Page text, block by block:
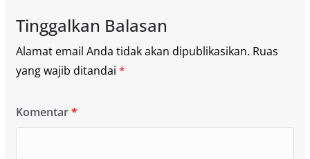
Tinggalkan Balasan
Alamat email Anda tidak akan dipublikasikan. Ruas
yang wajib ditandai *
Komentar*